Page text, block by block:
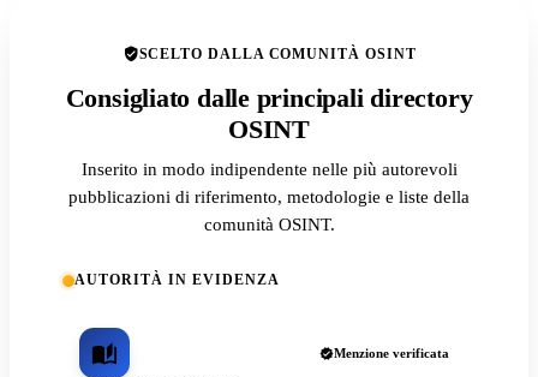
SCELTO DALLA COMUNITÀ OSINT
Consigliato dalle principali directory
OSINT
Inserito in modo indipendente nelle più autorevoli
pubblicazioni di riferimento, metodologie e liste della
comunità OSINT.
AUTORITÀ IN EVIDENZA
Menzione verificata